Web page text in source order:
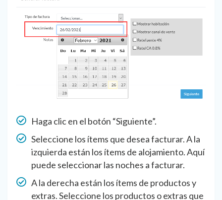
Haga clic en el botón “Siguiente”.
Seleccione los ítems que desea facturar. A la
izquierda están los ítems de alojamiento. Aquí
puede seleccionar las noches a facturar.
A la derecha están los ítems de productos y
extras. Seleccione los productos o extras que